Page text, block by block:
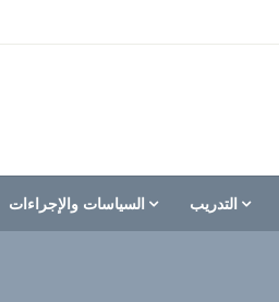
في العالم العربي
التدريب السياسات والإجراءات